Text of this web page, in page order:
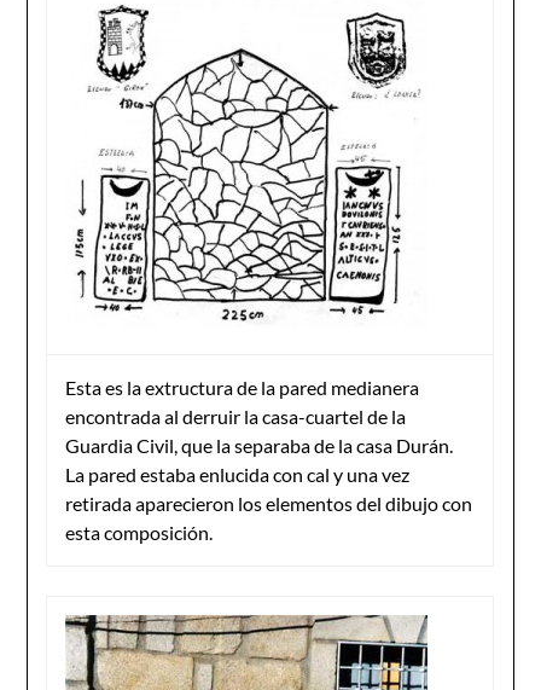
Esta es la extructura de la pared medianera
encontrada al derruir la casa-cuartel de la
Guardia Civil, que la separaba de la casa Durán.
La pared estaba enlucida con cal y una vez
retirada aparecieron los elementos del dibujo con
esta composición.